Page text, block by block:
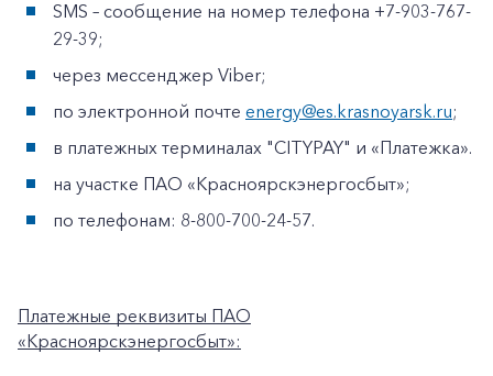
SMS – сообщение на номер телефона +7-903-767-
29-39;
через мессенджер Viber;
по электронной почте energy@es.krasnoyarsk.ru;
в платежных терминалах "CITYPAY" и «Платежка».
на участке ПАО «Красноярскэнергосбыт»;
по телефонам: 8-800-700-24-57.
Платежные реквизиты ПАО
«Красноярскэнергосбыт»: